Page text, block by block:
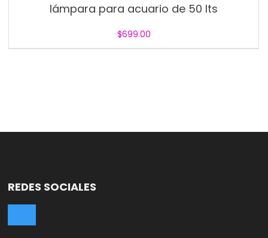
lámpara para acuario de 50 lts
$699.00
REDES SOCIALES